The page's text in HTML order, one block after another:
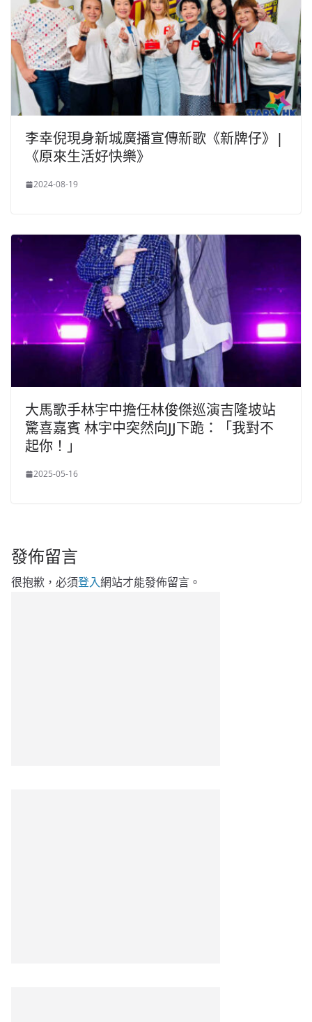
李幸倪現身新城廣播宣傳新歌《新牌仔》|
《原來生活好快樂》
2024-08-19
大馬歌手林宇中擔任林俊傑巡演吉隆坡站
驚喜嘉賓 林宇中突然向JJ下跪：「我對不
起你！」
2025-05-16
發佈留言
很抱歉，必須登入網站才能發佈留言。